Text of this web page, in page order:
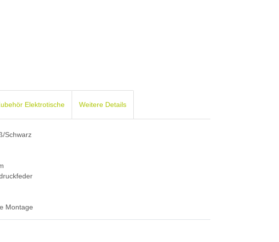
Elektrotische Weitere Details
Schwarz
Montage